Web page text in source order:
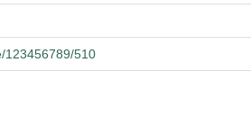
123456789/510